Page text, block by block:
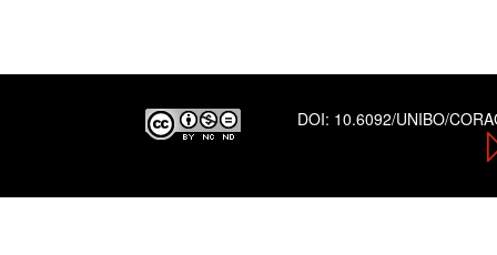
DOI: 10.6092/UNIBO/